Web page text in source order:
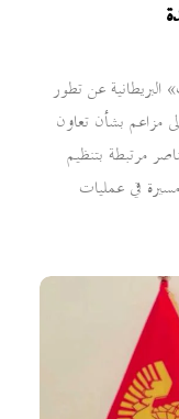
عن تطور
مزاعم بشأن تعاون
مرتبطة بتنظيم
في عمليات